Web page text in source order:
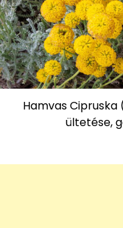
Hamvas
ültetése,